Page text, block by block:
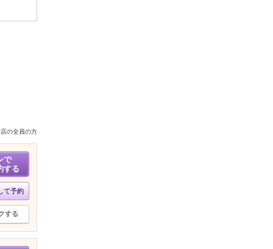
の全員の方
で
する
て予約
する